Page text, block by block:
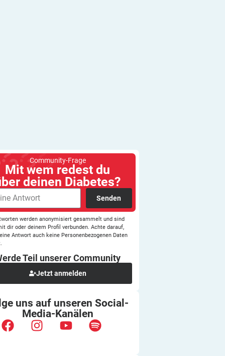
Community-Frage
Mit wem redest du
deinen Diabetes?
Senden
werden anonymisiert gesammelt und sind
dir oder deinem Profil verbunden. Achte darauf,
Antwort auch keine Personenbezogenen Daten
Teil unsererCommunity
Jetzt anmelden
uns auf unserenSocial-
Media-Kanälen